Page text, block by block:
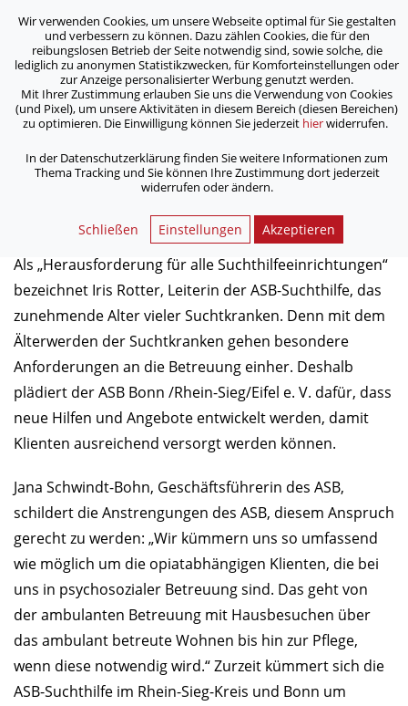
ASB Bonn/Rhein-Sieg/Eifel e.V.
bewegt Menschen
Home / Aktuelles / Alt werden mit einer Suchterkrankung
Alt werden mit einer
Suchterkrankung
Als „Herausforderung für alle Suchthilfeeinrichtungen“
bezeichnet Iris Rotter, Leiterin der ASB-Suchthilfe, das
zunehmende Alter vieler Suchtkranken. Denn mit dem
Älterwerden der Suchtkranken gehen besondere
Anforderungen an die Betreuung einher. Deshalb
plädiert der ASB Bonn /Rhein-Sieg/Eifel e. V. dafür, dass
neue Hilfen und Angebote entwickelt werden, damit
Klienten ausreichend versorgt werden können.
Jana Schwindt-Bohn, Geschäftsführerin des ASB,
schildert die Anstrengungen des ASB, diesem Anspruch
gerecht zu werden: „Wir kümmern uns so umfassend
wie möglich um die opiatabhängigen Klienten, die bei
uns in psychosozialer Betreuung sind. Das geht von
der ambulanten Betreuung mit Hausbesuchen über
das ambulant betreute Wohnen bis hin zur Pflege,
wenn diese notwendig wird.“ Zurzeit kümmert sich die
ASB-Suchthilfe im Rhein-Sieg-Kreis und Bonn um
Wir verwenden Cookies, um unsere Webseite optimal für Sie gestalten
und verbessern zu können. Dazu zählen Cookies, die für den
reibungslosen Betrieb der Seite notwendig sind, sowie solche, die
lediglich zu anonymen Statistikzwecken, für Komforteinstellungen oder
zur Anzeige personalisierter Werbung genutzt werden.
Mit Ihrer Zustimmung erlauben Sie uns die Verwendung von Cookies
(und Pixel), um unsere Aktivitäten in diesem Bereich (diesen Bereichen)
zu optimieren. Die Einwilligung können Sie jederzeit hierwiderrufen.
In der Datenschutzerklärung finden Sie weitere Informationen zum
Thema Tracking und Sie können Ihre Zustimmung dort jederzeit
widerrufen oder ändern.
Schließen Einstellungen Akzeptieren